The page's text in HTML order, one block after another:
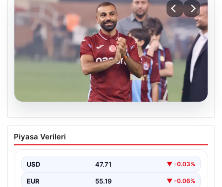
Salah Göztepe maçında oynayacak mı?
Salah Göztepe maçında neden yok?
Piyasa Verileri
USD 47.71 ▼ -0.03%
EUR 55.19 ▼ -0.06%